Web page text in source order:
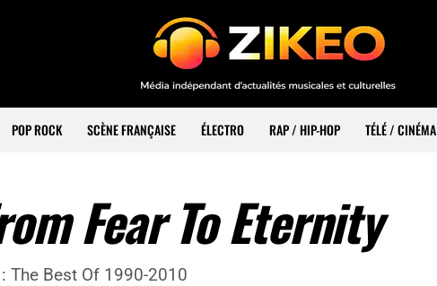
POP ROCK SCÈNE FRANÇAISE ÉLECTRO RAP / HIP-HOP TÉLÉ / CINÉMA
Fear To Eternity
The Best Of 1990-2010